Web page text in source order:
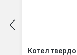
Котел